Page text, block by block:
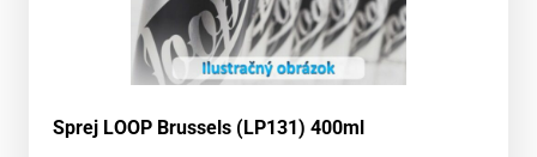
Sprej LOOP Brussels (LP131) 400ml